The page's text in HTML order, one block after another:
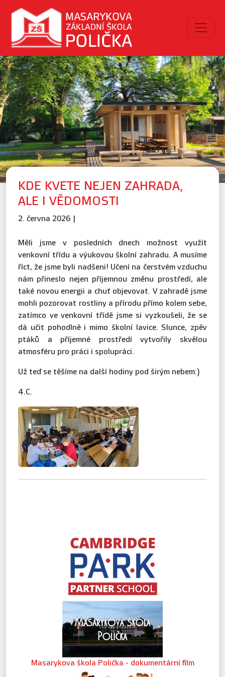
KDE KVETE NEJEN ZAHRADA,
ALE I VĚDOMOSTI
2. června 2026 |
Měli jsme v posledních dnech možnost využít
venkovní třídu a výukovou školní zahradu. A musíme
říct, že jsme byli nadšeni! Učení na čerstvém vzduchu
nám přineslo nejen příjemnou změnu prostředí, ale
také novou energii a chuť objevovat. V zahradě jsme
mohli pozorovat rostliny a přírodu přímo kolem sebe,
zatímco ve venkovní třídě jsme si vyzkoušeli, že se
dá učit pohodlně i mimo školní lavice. Slunce, zpěv
ptáků a příjemné prostředí vytvořily skvělou
atmosféru pro práci i spolupráci.
Už teď se těšíme na další hodiny pod širým nebem:)
4.C.
Masarykova škola Polička - dokumentární film